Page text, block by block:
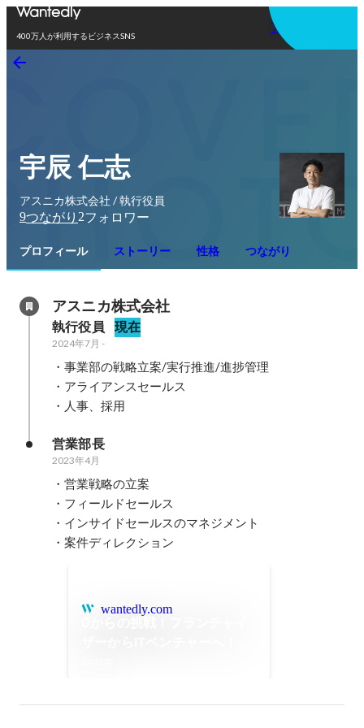
400万人が利用するビジネスSNS
アプリを使う
宇辰 仁志
アスニカ株式会社 / 執行役員
9つながり 2フォロワー
プロフィール ストーリー 性格 つながり
アスニカ株式会社
執行役員 現在
2024年7月 -
・事業部の戦略立案/実行推進/進捗管理
・アライアンスセールス
・人事、採用
営業部長
2023年4月
・営業戦略の立案
・フィールドセールス
・インサイドセールスのマネジメント
・案件ディレクション
wantedly.com